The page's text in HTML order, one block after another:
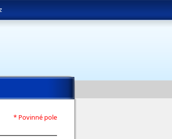
* Povinné pole